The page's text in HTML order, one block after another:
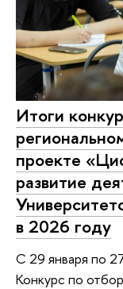
Итоги
проекте
развитие
в 2026 году
С 29 января по
Конкурс по